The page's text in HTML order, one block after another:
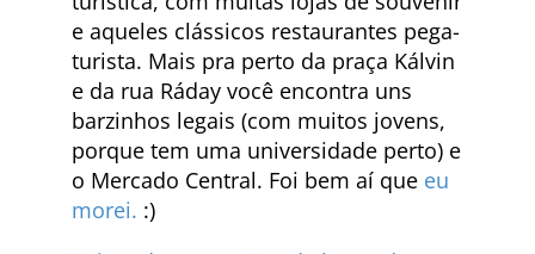
e aqueles clássicos restaurantes pega-
turista. Mais pra perto da praça Kálvin
e da rua Ráday você encontra uns
barzinhos legais (com muitos jovens,
porque tem uma universidade perto) e
o Mercado Central. Foi bem aí que eu
morei. :)